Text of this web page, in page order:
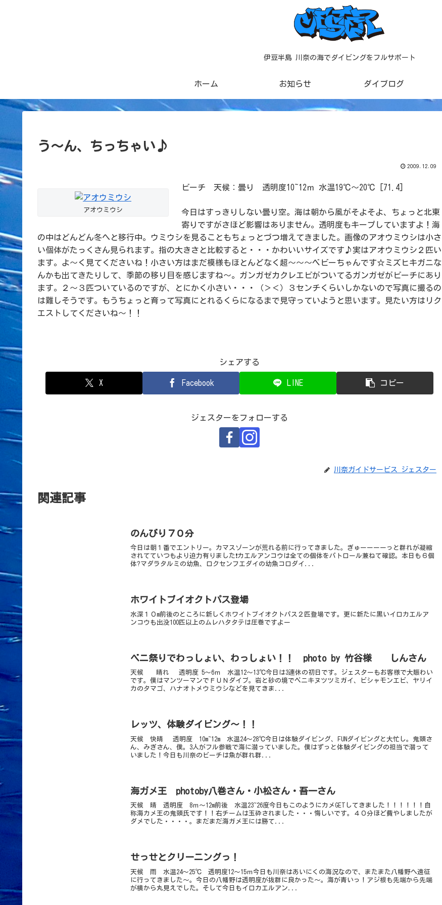
伊豆半島 川奈の海でダイビングをフルサポート
ホーム お知らせ ダイブログ
う～ん、ちっちゃい♪
2009.12.09
アオウミウシ
ビーチ 天候：曇り 透明度10~12ｍ 水温19℃～20℃ [71.4]
今日はすっきりしない曇り空。海は朝から風がそよそよ、ちょっと北東
寄りですがさほど影響はありません。透明度もキープしていますよ！海
の中はどんどん冬へと移行中。ウミウシを見ることもちょっとづつ増えてきました。画像のアオウミウシは小さ
い個体がたっくさん見られます。指の大きさと比較すると・・・かわいいサイズです♪実はアオウミウシ２匹い
ます。よ～く見てくださいね！小さい方はまだ模様もほとんどなく超～～～ベビーちゃんです☆ミズヒキガニな
んかも出てきたりして、季節の移り目を感じますね～。ガンガゼカクレエビがついてるガンガゼがビーチにあり
ます。２～３匹ついているのですが、とにかく小さい・・・（＞＜）３センチくらいしかないので写真に撮るの
は難しそうです。もうちょっと育って写真にとれるくらになるまで見守っていようと思います。見たい方はリク
エストしてくださいね～！！
シェアする
X Facebook LINE コピー
ジェスターをフォローする
川奈ガイドサービス ジェスター
関連記事
のんびり７０分
今日は朝１番でエントリー。カマスゾーンが荒れる前に行ってきました。ぎゅーーーーっと群れが凝縮
されてていつもより迫力有りました❗カエルアンコウは全ての個体をパトロール兼ねて確認。本日も６個
体?マダラタルミの幼魚、ロクセンフエダイの幼魚コロダイ...
ホワイトブイオクトパス登場
水深１０m前後のところに新しくホワイトブイオクトパス２匹登場です。更に新たに黒いイロカエルア
ンコウも出没100匹以上のムレハタタテは圧巻ですよー
ベニ祭りでわっしょい、わっしょい！！ photo by 竹谷様 しんさん
天候 晴れ 透明度 5～6ｍ 水温12～13℃今日は3連休の初日です。ジェスターもお客様で大賑わい
です。僕はマンツーマンでＦＵＮダイブ。岩と砂の境でベニキヌツツミガイ、ビシャモンエビ、ヤリイ
カのタマゴ、ハナオトメウミウシなどを見てきま...
レッツ、体験ダイビング～！！
天候 快晴 透明度 10m~12m 水温24～28℃今日は体験ダイビング、FUNダイビングと大忙し。鬼頭さ
ん、みぎさん、僕。3人がフル参戦で海に潜っていました。僕はずっと体験ダイビングの担当で潜って
いました！今日も川奈のビーチは魚が群れ群...
海ガメ王 photoby八巻さん・小松さん・吾一さん
天候 晴 透明度 8ｍ～12m前後 水温23~26度今日もこのようにカメGETしてきました！！！！！！自
称海カメ王の鬼頭氏です！！右チームは玉砕されました・・・悔しいです。４０分ほど費やしましたが
ダメでした・・・・。まだまだ海ガメ王には勝て...
せっせとクリーニングっ！
天候 雨 水温24～25℃ 透明度12～15ｍ今日も川奈はあいにくの海況なので、またまた八幡野へ遠征
に行ってきました～。今日の八幡野は透明度が抜群に良かった～。海が青いっ！アジ根も先端から先端
が横から丸見えでした。そして今日もイロカエルアン...